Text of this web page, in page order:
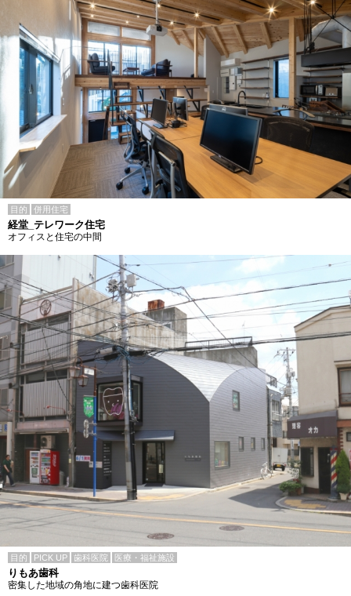
目的 併用住宅
経堂_テレワーク住宅
オフィスと住宅の中間
目的 PICK UP 歯科医院 医療・福祉施設
りもあ歯科
密集した地域の角地に建つ歯科医院